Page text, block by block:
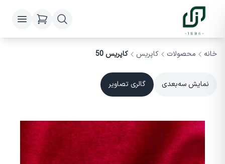
خانه محصولات کاپریس کاپریس 50
نمایش سه‌بعدی گالری تصاویر